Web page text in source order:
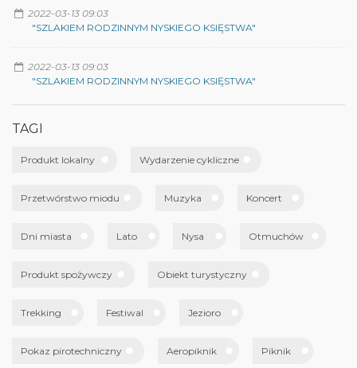
2022-03-13 09:03
"SZLAKIEM RODZINNYM NYSKIEGO KSIĘSTWA"
2022-03-13 09:03
"SZLAKIEM RODZINNYM NYSKIEGO KSIĘSTWA"
TAGI
Produkt lokalny Wydarzenie cykliczne
Przetwórstwo miodu Muzyka Koncert
Dni miasta Lato Nysa Otmuchów
Produkt spożywczy Obiekt turystyczny
Trekking Festiwal Jezioro
Pokaz pirotechniczny Aeropiknik Piknik